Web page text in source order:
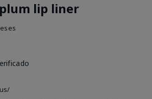
lip liner